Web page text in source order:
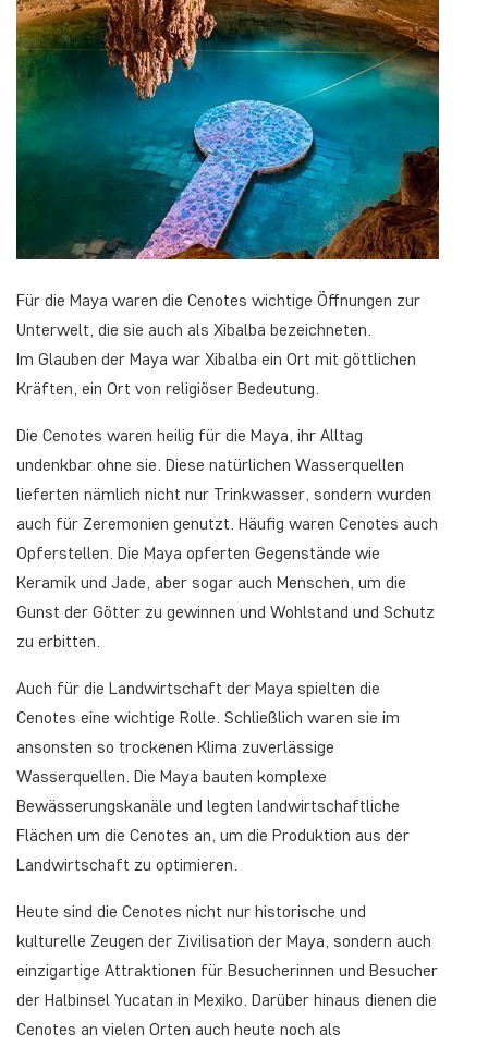
Für die Maya waren die Cenotes wichtige Öffnungen zur
Unterwelt, die sie auch als Xibalba bezeichneten.
Im Glauben der Maya war Xibalba ein Ort mit göttlichen
Kräften, ein Ort von religiöser Bedeutung.
Die Cenotes waren heilig für die Maya, ihr Alltag
undenkbar ohne sie. Diese natürlichen Wasserquellen
lieferten nämlich nicht nur Trinkwasser, sondern wurden
auch für Zeremonien genutzt. Häufig waren Cenotes auch
Opferstellen. Die Maya opferten Gegenstände wie
Keramik und Jade, aber sogar auch Menschen, um die
Gunst der Götter zu gewinnen und Wohlstand und Schutz
zu erbitten.
Auch für die Landwirtschaft der Maya spielten die
Cenotes eine wichtige Rolle. Schließlich waren sie im
ansonsten so trockenen Klima zuverlässige
Wasserquellen. Die Maya bauten komplexe
Bewässerungskanäle und legten landwirtschaftliche
Flächen um die Cenotes an, um die Produktion aus der
Landwirtschaft zu optimieren.
Heute sind die Cenotes nicht nur historische und
kulturelle Zeugen der Zivilisation der Maya, sondern auch
einzigartige Attraktionen für Besucherinnen und Besucher
der Halbinsel Yucatan in Mexiko. Darüber hinaus dienen die
Cenotes an vielen Orten auch heute noch als